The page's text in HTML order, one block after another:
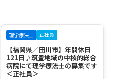
理学療法士 正社員
【福岡県／田川市】年間休日
121日♪筑豊地域の中核的総合
病院にて理学療法士の募集です
＜正社員＞